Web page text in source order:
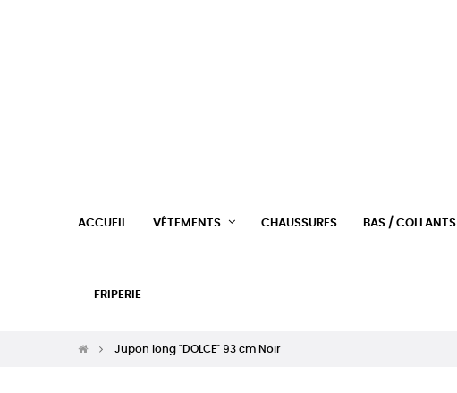
ACCUEIL VÊTEMENTS CHAUSSURES BAS / COLLANTS
FRIPERIE
Jupon long "DOLCE" 93 cm Noir